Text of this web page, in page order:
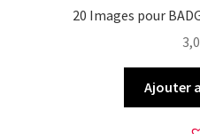
20 Images pour
Ajouter